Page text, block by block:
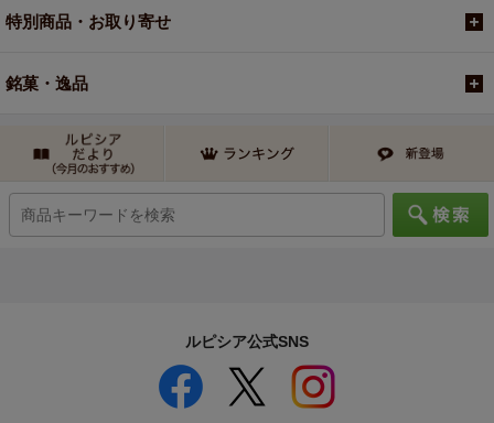
特別商品・お取り寄せ
銘菓・逸品
ルピシア公式SNS